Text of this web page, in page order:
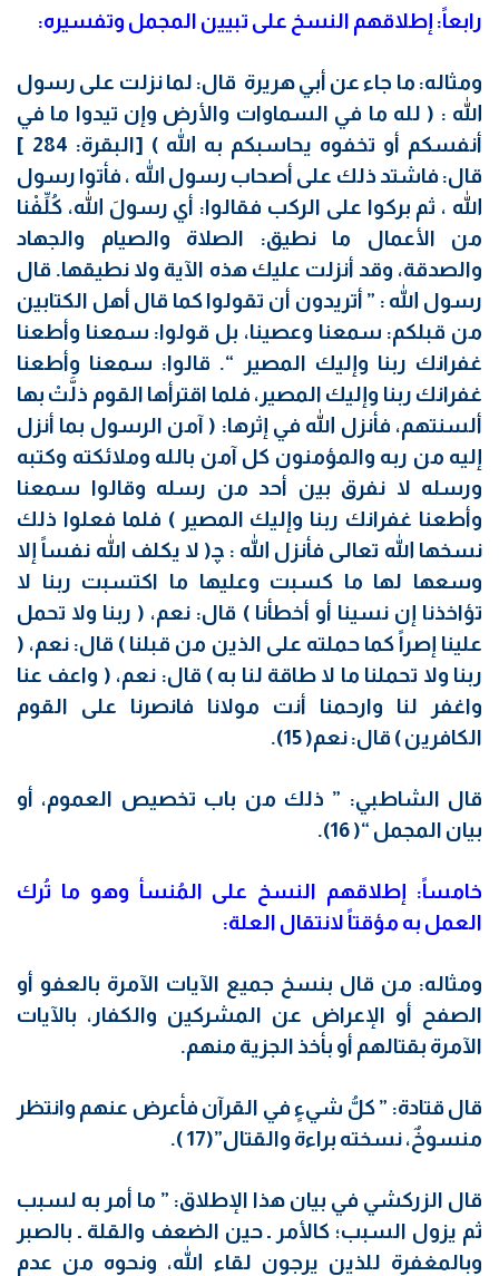
رابعاً: إطلاقهم النسخ على تبيين المجمل وتفسيره:
ومثاله: ما جاء عن أبي هريرة قال: لما نزلت على رسول
الله : ( لله ما في السماوات والأرض وإن تيدوا ما في
أنفسكم أو تخفوه يحاسبكم به الله ) [البقرة: 284 ]
قال: فاشتد ذلك على أصحاب رسول الله ، فأتوا رسول
الله ، ثم بركوا على الركب فقالوا: أي رسولَ الله، كُلِّفْنا
من الأعمال ما نطيق: الصلاة والصيام والجهاد
والصدقة، وقد أنزلت عليك هذه الآية ولا نطيقها. قال
رسول الله : ” أتريدون أن تقولوا كما قال أهل الكتابين
من قبلكم: سمعنا وعصينا، بل قولوا: سمعنا وأطعنا
غفرانك ربنا وإليك المصير “. قالوا: سمعنا وأطعنا
غفرانك ربنا وإليك المصير، فلما اقترأها القوم ذلَّتْ بها
ألسنتهم، فأنزل الله في إثرها: ( آمن الرسول بما أنزل
إليه من ربه والمؤمنون كل آمن بالله وملائكته وكتبه
ورسله لا نفرق بين أحد من رسله وقالوا سمعنا
وأطعنا غفرانك ربنا وإليك المصير ) فلما فعلوا ذلك
نسخها الله تعالى فأنزل الله : ﭽ( لا يكلف الله نفساً إلا
وسعها لها ما كسبت وعليها ما اكتسبت ربنا لا
تؤاخذنا إن نسينا أو أخطأنا ) قال: نعم، ( ربنا ولا تحمل
علينا إصراً كما حملته على الذين من قبلنا ) قال: نعم، (
ربنا ولا تحملنا ما لا طاقة لنا به ) قال: نعم، ( واعف عنا
واغفر لنا وارحمنا أنت مولانا فانصرنا على القوم
الكافرين ) قال: نعم( 15).
قال الشاطبي: ” ذلك من باب تخصيص العموم، أو
بيان المجمل “( 16).
خامساً: إطلاقهم النسخ على المُنسأ وهو ما تُرك
العمل به مؤقتاً لانتقال العلة:
ومثاله: من قال بنسخ جميع الآيات الآمرة بالعفو أو
الصفح أو الإعراض عن المشركين والكفار، بالآيات
الآمرة بقتالهم أو بأخذ الجزية منهم.
قال قتادة: ” كلُّ شيءٍ في القرآن فأعرض عنهم وانتظر
منسوخٌ، نسخته براءة والقتال”(17 ).
قال الزركشي في بيان هذا الإطلاق: ” ما أمر به لسبب
ثم يزول السبب؛ كالأمر ـ حين الضعف والقلة ـ بالصبر
وبالمغفرة للذين يرجون لقاء الله، ونحوه من عدم